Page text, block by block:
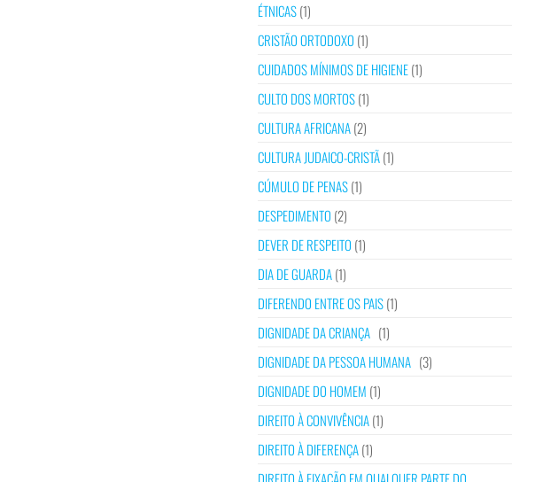
ÉTNICAS(1)
CRISTÃO ORTODOXO (1)
CUIDADOS MÍNIMOS DE HIGIENE(1)
CULTO DOS MORTOS(1)
CULTURA AFRICANA(2)
CULTURA JUDAICO-CRISTÃ(1)
CÚMULO DE PENAS(1)
DESPEDIMENTO (2)
DEVER DE RESPEITO (1)
DIA DE GUARDA(1)
DIFERENDO ENTRE OS PAIS(1)
DIGNIDADE DA CRIANÇA (1)
DIGNIDADE DA PESSOA HUMANA (3)
DIGNIDADE DO HOMEM (1)
DIREITO À CONVIVÊNCIA(1)
DIREITO À DIFERENÇA(1)